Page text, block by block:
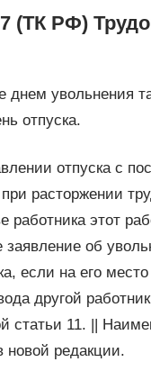
(ТК РФ)
днем увольнения
отпуска.
отпуска с
расторжении
работника этот
заявление об
если на его
другой
статьи 11. ||
редакции.